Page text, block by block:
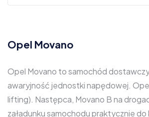
Opel Movano
Opel Movano to samochód
awaryjność jednostki napędowej.
lifting). Następca, Movano B na
załadunku samochodu praktycznie